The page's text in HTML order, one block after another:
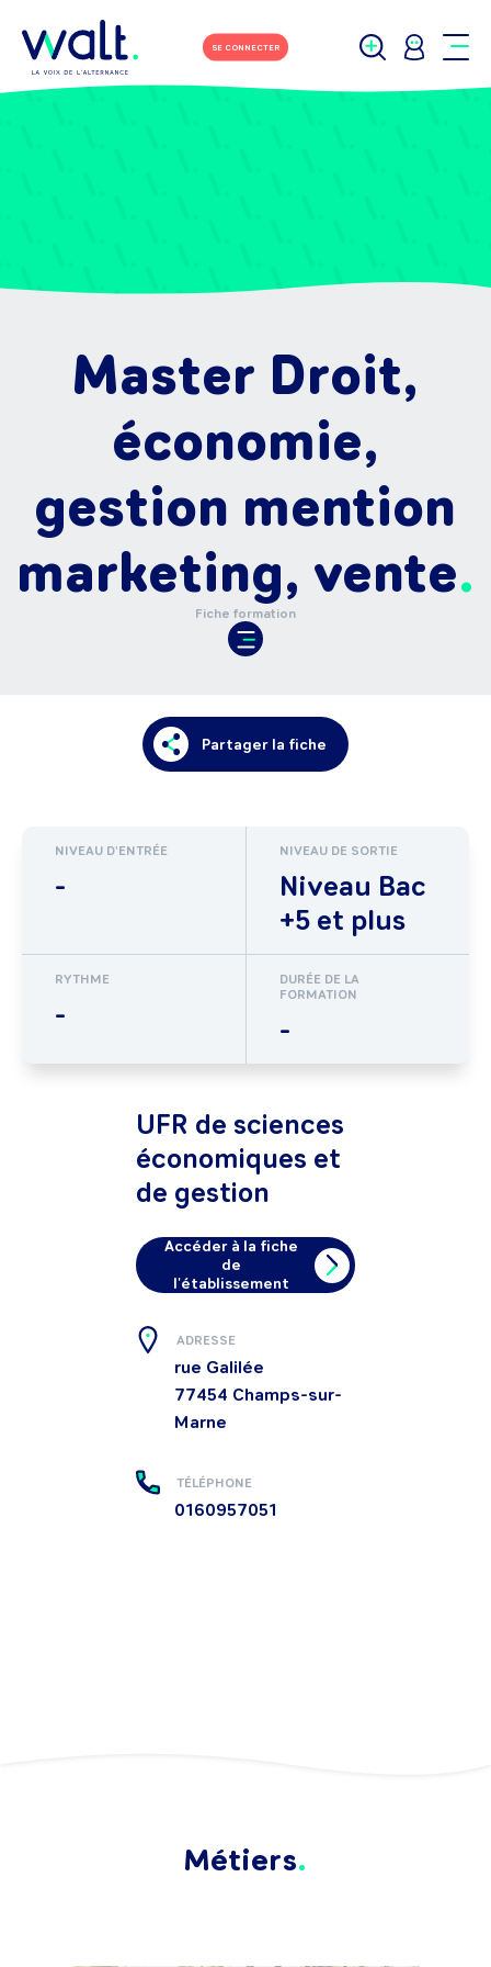
SE CONNECTER
Master Droit,
économie,
gestion mention
marketing, vente
Fiche formation
Partager la fiche
NIVEAU D'ENTRÉE
-
NIVEAU DE SORTIE
Niveau Bac
+5 et plus
RYTHME
-
DURÉE DE LA
FORMATION
-
UFR de sciences
économiques et
de gestion
Accéder à la fiche
de
l'établissement
ADRESSE
rue Galilée
77454 Champs-sur-
Marne
TÉLÉPHONE
0160957051
Métiers